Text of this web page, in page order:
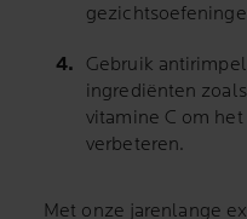
Gebruik
ingrediënten
vitamine C om
verbeteren.
Met onze jarenlange